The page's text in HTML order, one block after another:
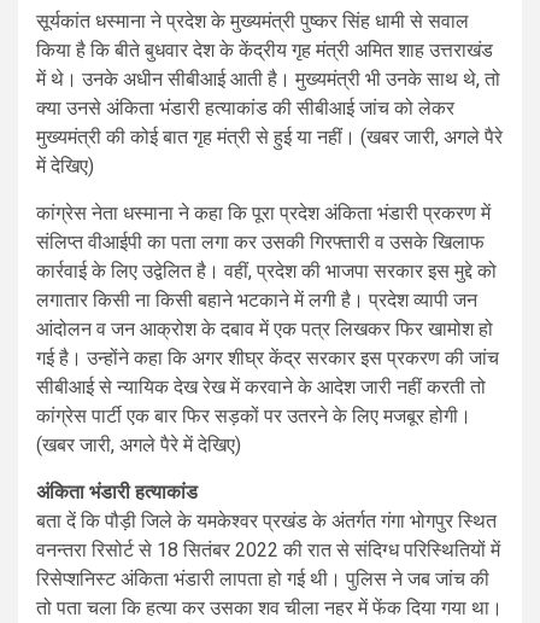
सूर्यकांत धस्माना ने प्रदेश के मुख्यमंत्री पुष्कर सिंह धामी से सवाल
किया है कि बीते बुधवार देश के केंद्रीय गृह मंत्री अमित शाह उत्तराखंड
में थे। उनके अधीन सीबीआई आती है। मुख्यमंत्री भी उनके साथ थे, तो
क्या उनसे अंकिता भंडारी हत्याकांड की सीबीआई जांच को लेकर
मुख्यमंत्री की कोई बात गृह मंत्री से हुई या नहीं। (खबर जारी, अगले पैरे
में देखिए)
कांग्रेस नेता धस्माना ने कहा कि पूरा प्रदेश अंकिता भंडारी प्रकरण में
संलिप्त वीआईपी का पता लगा कर उसकी गिरफ्तारी व उसके खिलाफ
कार्रवाई के लिए उद्वेलित है। वहीं, प्रदेश की भाजपा सरकार इस मुद्दे को
लगातार किसी ना किसी बहाने भटकाने में लगी है। प्रदेश व्यापी जन
आंदोलन व जन आक्रोश के दबाव में एक पत्र लिखकर फिर खामोश हो
गई है। उन्होंने कहा कि अगर शीघ्र केंद्र सरकार इस प्रकरण की जांच
सीबीआई से न्यायिक देख रेख में करवाने के आदेश जारी नहीं करती तो
कांग्रेस पार्टी एक बार फिर सड़कों पर उतरने के लिए मजबूर होगी।
(खबर जारी, अगले पैरे में देखिए)
अंकिता भंडारी हत्याकांड
बता दें कि पौड़ी जिले के यमकेश्वर प्रखंड के अंतर्गत गंगा भोगपुर स्थित
वनन्तरा रिसोर्ट से 18 सितंबर 2022 की रात से संदिग्ध परिस्थितियों में
रिसेप्शनिस्ट अंकिता भंडारी लापता हो गई थी। पुलिस ने जब जांच की
तो पता चला कि हत्या कर उसका शव चीला नहर में फेंक दिया गया था।